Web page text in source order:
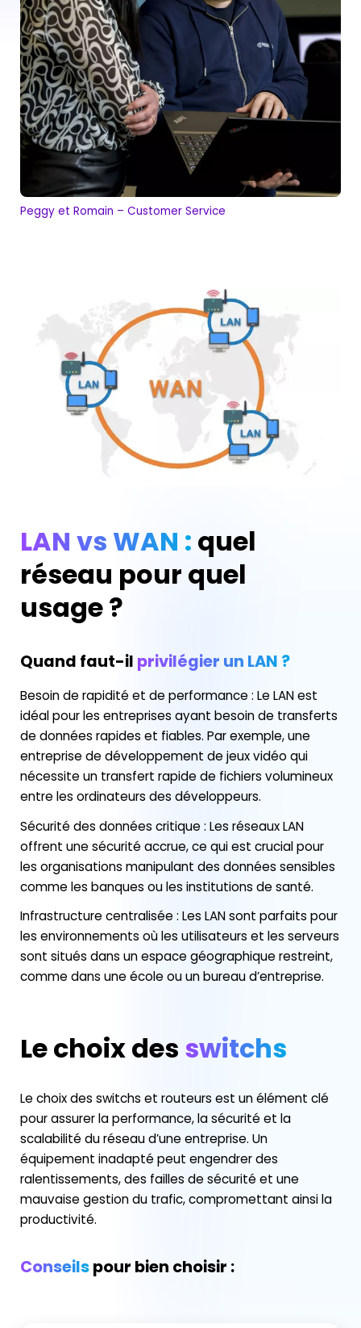
Peggy et Romain – Customer Service
LAN vs WAN : quel
réseau pour quel
usage ?
Quand faut-il privilégier un LAN ?
Besoin de rapidité et de performance : Le LAN est
idéal pour les entreprises ayant besoin de transferts
de données rapides et fiables. Par exemple, une
entreprise de développement de jeux vidéo qui
nécessite un transfert rapide de fichiers volumineux
entre les ordinateurs des développeurs.
Sécurité des données critique : Les réseaux LAN
offrent une sécurité accrue, ce qui est crucial pour
les organisations manipulant des données sensibles
comme les banques ou les institutions de santé.
Infrastructure centralisée : Les LAN sont parfaits pour
les environnements où les utilisateurs et les serveurs
sont situés dans un espace géographique restreint,
comme dans une école ou un bureau d’entreprise.
Le choix des switchs
Le choix des switchs et routeurs est un élément clé
pour assurer la performance, la sécurité et la
scalabilité du réseau d’une entreprise. Un
équipement inadapté peut engendrer des
ralentissements, des failles de sécurité et une
mauvaise gestion du trafic, compromettant ainsi la
productivité.
Conseils pour bien choisir :